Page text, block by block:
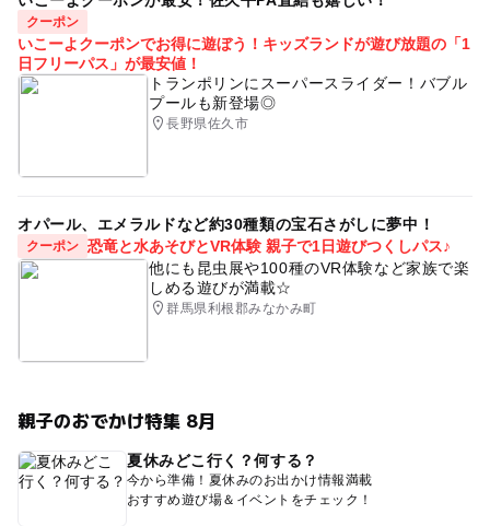
クーポン
いこーよクーポンでお得に遊ぼう！キッズランドが遊び放題の「1
日フリーパス」が最安値！
トランポリンにスーパースライダー！バブル
プールも新登場◎
長野県佐久市
オパール、エメラルドなど約30種類の宝石さがしに夢中！
クーポン 恐竜と水あそびとVR体験 親子で1日遊びつくしパス♪
他にも昆虫展や100種のVR体験など家族で楽
しめる遊びが満載☆
群馬県利根郡みなかみ町
親子のおでかけ特集 8月
夏休みどこ行く？何する？
今から準備！夏休みのお出かけ情報満載
おすすめ遊び場＆イベントをチェック！